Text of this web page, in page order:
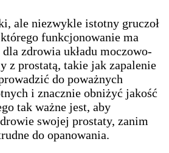
ale niezwykle istotny gruczoł
funkcjonowanie ma
zdrowia układu moczowo-
z prostatą, takie jak zapalenie
do poważnych
i znacznie obniżyć jakość
tak ważne jest, aby
swojej prostaty, zanim
do opanowania.